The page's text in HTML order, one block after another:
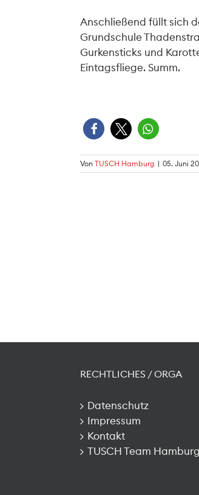
Anschließend füllt sich
Grundschule
Gurkensticks und
Eintagsfliege. Summ.
Von TUSCH Hamburg | 05. Juni
RECHTLICHES / ORGA
Datenschutz
Impressum
Kontakt
TUSCH Team Hamburg